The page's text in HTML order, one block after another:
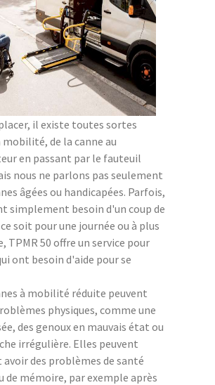
il existe toutes sortes
mobilité, de la canne au
en passant par le fauteuil
nous ne parlons pas seulement
âgées ou handicapées. Parfois,
simplement besoin d'un coup de
soit pour une journée ou à plus
TPMR 50 offre un service pour
ont besoin d'aide pour se
à mobilité réduite peuvent
physiques, comme une
des genoux en mauvais état ou
irrégulière. Elles peuvent
des problèmes de santé
de mémoire, par exemple après